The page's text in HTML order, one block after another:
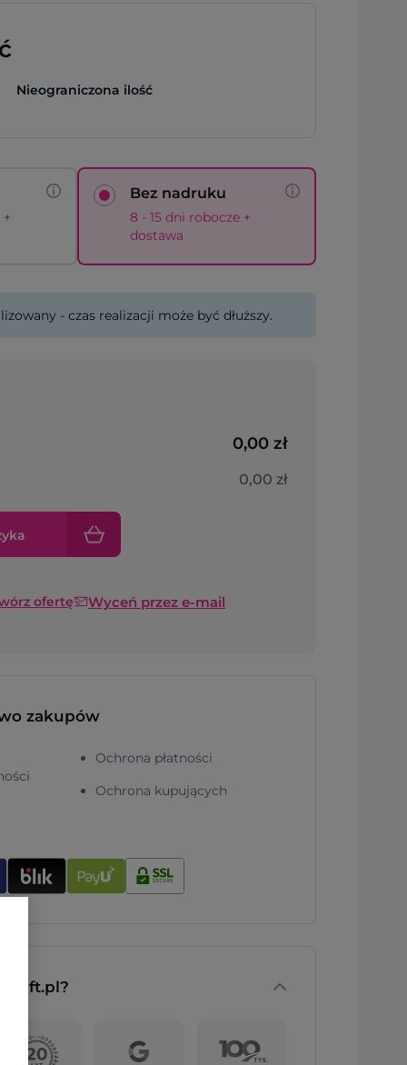
Nieograniczona ilość
Bez nadruku
8 - 15 dni robocze +
dostawa
- czas realizacji może być dłuższy.
0,00 zł
0,00 zł
ofertę Wyceń przez e-mail
zakupów
Ochrona płatności
Ochrona kupujących